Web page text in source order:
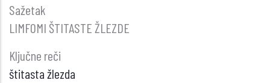
Sažetak
LIMFOMI ŠTITASTE ŽLEZDE
Ključne reči
štitasta žlezda